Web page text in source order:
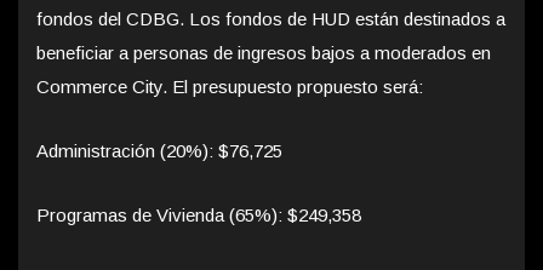
fondos del CDBG. Los fondos de HUD están destinados a
beneficiar a personas de ingresos bajos a moderados en
Commerce City. El presupuesto propuesto será:
Administración (20%): $76,725
Programas de Vivienda (65%): $249,358